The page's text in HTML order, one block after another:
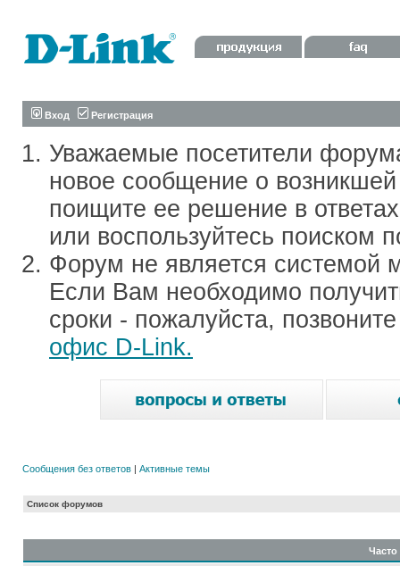
Вход Регистрация
Уважаемые посетители
новое сообщение о
поищите ее решение в
или воспользуйтесь поиском
Форум не является системой
Если Вам необходимо
сроки - пожалуйста,
офис D-Link.
Сообщения без ответов | Активные темы
Список форумов